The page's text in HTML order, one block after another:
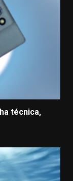
técnica,